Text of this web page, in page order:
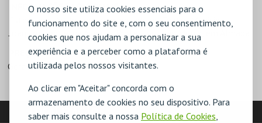
O nosso site utiliza cookies essenciais para o
funcionamento do site e, com o seu consentimento,
cookies que nos ajudam a personalizar a sua
experiência e a perceber como a plataforma é
utilizada pelos nossos visitantes.
Ao clicar em "Aceitar" concorda com o
armazenamento de cookies no seu dispositivo. Para
saber mais consulte a nossa Política de Cookies
INFORMAÇÕES ADICIONAIS
Este espectáculo será apresentado no Teatro Municipal
Joaquim Benite, na Avenida Professor Egas Moniz, em Almada
PREÇOS
Geral - 13€
LOCALIZAÇÃO